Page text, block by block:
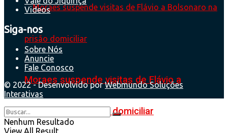
Moraes suspende visitas de Flávio a
Bolsonaro na prisão domiciliar
Videos
Siga-nos
Sobre Nós
Anuncie
Fale Conosco
© 2022 - Desenvolvido porWebmundo Soluções
Interativas
Nenhum Resultado
View All Result